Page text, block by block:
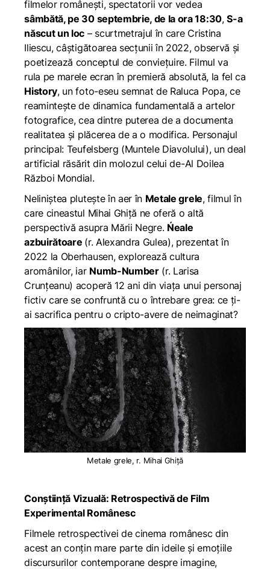
filmelor românești, spectatorii vor vedea
sâmbătă, pe 30 septembrie, de la ora 18:30,S-a
născut un loc – scurtmetrajul în care Cristina
Iliescu, câștigătoarea secțunii în 2022, observă și
poetizează conceptul de conviețuire. Filmul va
rula pe marele ecran în premieră absolută, la fel ca
History, un foto-eseu semnat de Raluca Popa, ce
reamintește de dinamica fundamentală a artelor
fotografice, cea dintre puterea de a documenta
realitatea și plăcerea de a o modifica. Personajul
principal: Teufelsberg (Muntele Diavolului), un deal
artificial răsărit din molozul celui de-Al Doilea
Război Mondial.
Neliniștea plutește în aer în Metale grele, filmul în
care cineastul Mihai Ghiță ne oferă o altă
perspectivă asupra Mării Negre. Ńeale
azbuirătoare (r. Alexandra Gulea), prezentat în
2022 la Oberhausen, explorează cultura
aromânilor, iar Numb-Number(r. Larisa
Crunțeanu) acoperă 12 ani din viața unui personaj
fictiv care se confruntă cu o întrebare grea: ce ți-
ai sacrifica pentru o cripto-avere de neimaginat?
Metale grele, r. Mihai Ghiță
Conștiință Vizuală: Retrospectivă de Film
Experimental Românesc
Filmele retrospectivei de cinema românesc din
acest an conțin mare parte din ideile și emoțiile
discursurilor contemporane despre imagine,